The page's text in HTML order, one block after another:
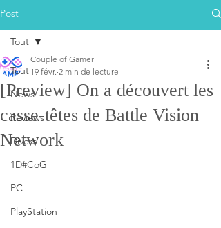
Post
Tout
News
Reviews
Divers
1D#CoG
PC
PlayStation
Tout
[Preview] On a découvert les
casse-têtes de Battle Vision
Network
Couple of Gamer
19 févr. 2 min de lecture